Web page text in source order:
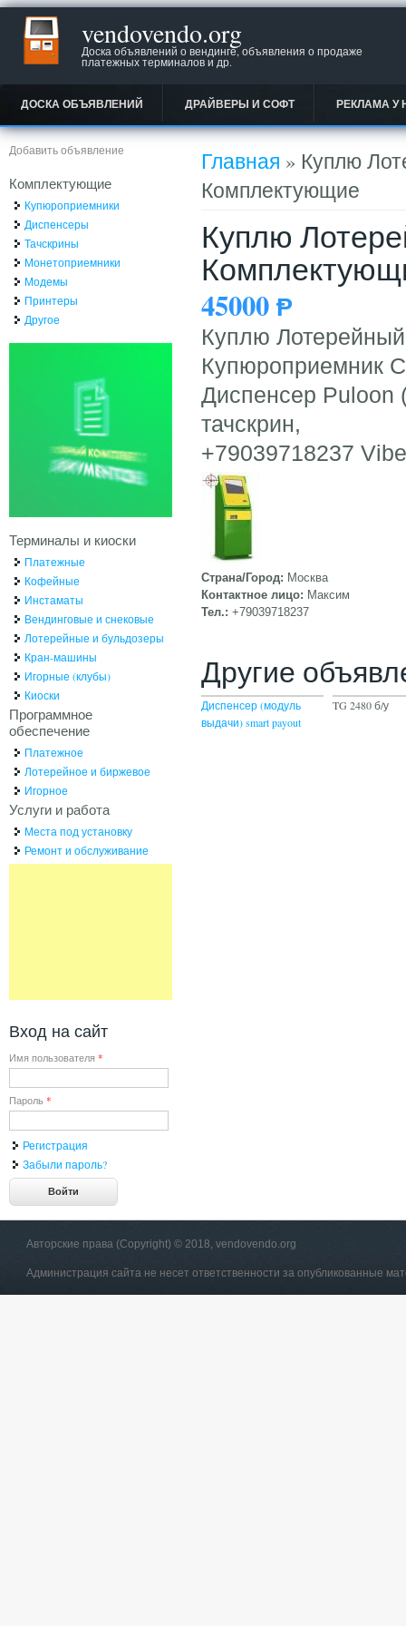
vendovendo.org
Доска объявлений о вендинге, объявления о продаже
платежных терминалов и др.
ДОСКА ОБЪЯВЛЕНИЙ ДРАЙВЕРЫ И СОФТ РЕКЛАМА У
Вы здесь
Главная » Куплю
Комплектующие
Куплю
45000 Ᵽ
Куплю
Купюроприемник
Диспенсер Puloon
тачскрин,
+79039718237
Страна/Город: Москва
Контактное лицо: Максим
Тел.: +79039718237
Другие
Диспенсер (модуль
выдачи) smart payout
TG 2480 б/у
Добавить объявление
Комплектующие
Купюроприемники
Диспенсеры
Тачскрины
Монетоприемники
Модемы
Принтеры
Другое
Терминалы и киоски
Платежные
Кофейные
Инстаматы
Вендинговые и снековые
Лотерейные и бульдозеры
Кран-машины
Игорные (клубы)
Киоски
Программное
обеспечение
Платежное
Лотерейное и биржевое
Игорное
Услуги и работа
Места под установку
Ремонт и обслуживание
Вход на сайт
Имя пользователя *
Пароль *
Регистрация
Забыли пароль?
Авторские права (Copyright) © 2018, vendovendo.org
Администрация сайта не несет ответственности за опубликованные